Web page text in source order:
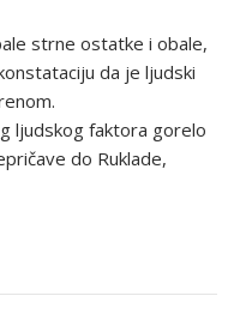
strne ostatke i obale,
da je ljudski
ljudskog faktora gorelo
do Ruklade,